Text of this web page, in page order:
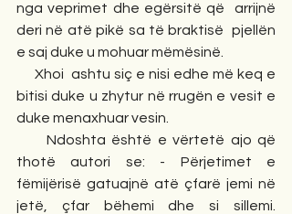
nga veprimet dhe egërsitë që  arrijnë
deri në atë pikë sa të braktisë  pjellën
e saj duke u mohuar mëmësinë.
Xhoi  ashtu siç e nisi edhe më keq e
bitisi duke u zhytur në rrugën e vesit e
duke menaxhuar vesin.
Ndoshta është e vërtetë ajo që
thotë autori se: - Përjetimet e
fëmijërisë gatuajnë atë çfarë jemi në
jetë, çfar bëhemi dhe si sillemi.